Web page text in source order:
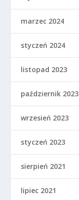
marzec 2024
styczeń 2024
listopad 2023
październik 2023
wrzesień 2023
styczeń 2023
sierpień 2021
lipiec 2021